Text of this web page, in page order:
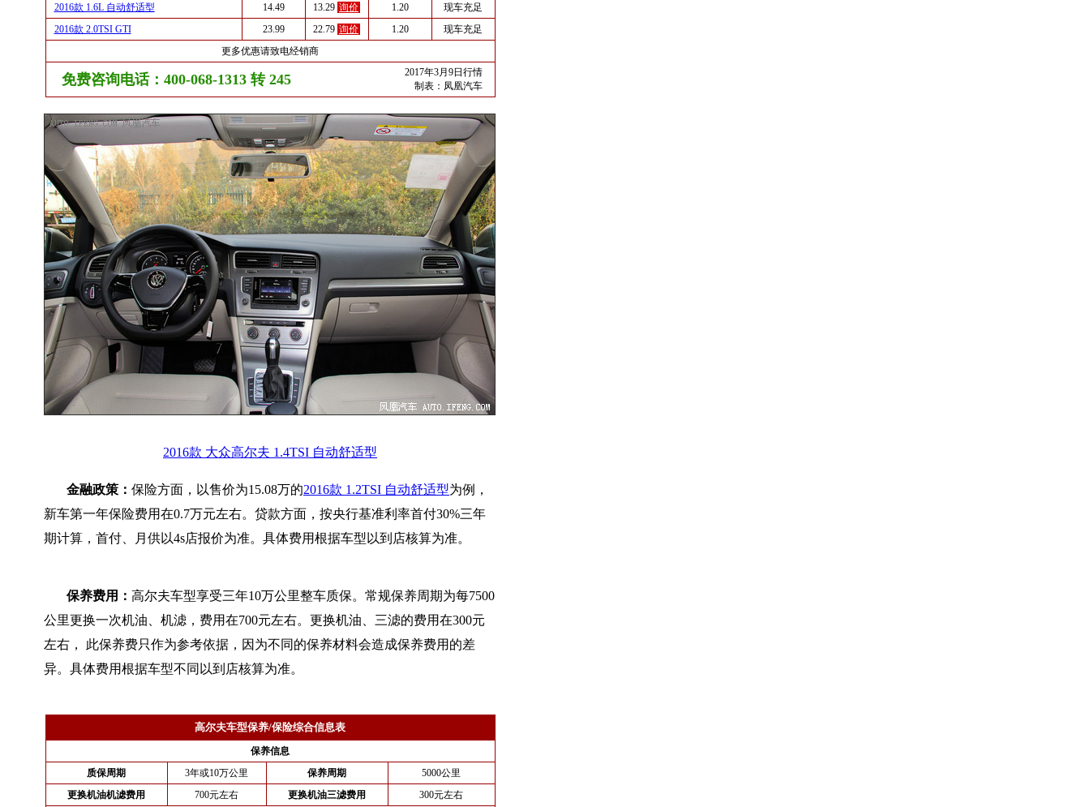
2016款 1.6L 自动舒适型
14.49 13.29 询价 1.20
现车充足
2016款 2.0TSI GTI
23.99 22.79 询价 1.20
现车充足
更多优惠请致电经销商
免费咨询电话：400-068-1313 转 245
2017年3月9日行情
制表： 凤凰汽车
2016款 大众高尔夫 1.4TSI 自动舒适型
金融政策： 保险方面，以售价为15.08万的2016款 1.2TSI 自动舒适型为例，
新车第一年保险费用在0.7万元左右。贷款方面，按央行基准利率首付30%三年
期计算，首付、月供以4s店报价为准。具体费用根据车型以到店核算为准。
保养费用： 高尔夫车型享受三年10万公里整车质保。常规保养周期为每7500
公里更换一次机油、机滤，费用在700元左右。更换机油、三滤的费用在300元
左右， 此保养费只作为参考依据，因为不同的保养材料会造成保养费用的差
异。具体费用根据车型不同以到店核算为准。
高尔夫车型保养/保险综合信息表
保养信息
质保周期
3年或10万公里 保养周期
5000公里
更换机油机滤费用
700元左右 更换机油三滤费用 300元左右